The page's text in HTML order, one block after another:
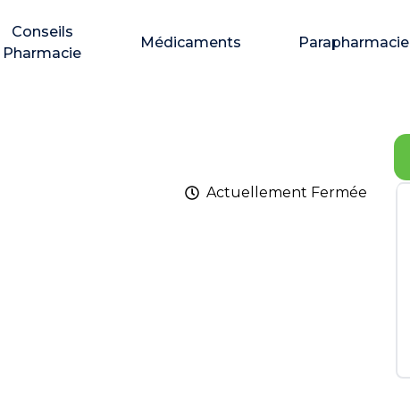
Conseils
Pharmacie
Médicaments Parapharmacie
Actuellement Fermée